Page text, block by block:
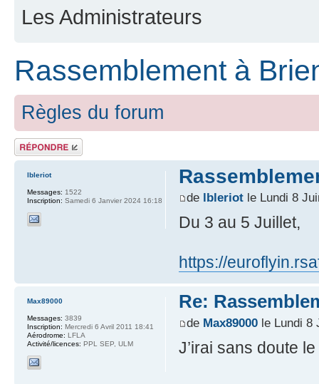
Les Administrateurs
Rassemblement à
Règles du forum
Répondre
de lbleriotle Lundi 8
Du 3 au 5 Juillet,
https://
lbleriot
Messages: 1522
Inscription: Samedi 6 Janvier 2024 16:18
Re:
de Max89000le Lundi 8
J’irai sans doute
Max89000
Messages: 3839
Inscription: Mercredi 6 Avril 2011 18:41
Aérodrome: LFLA
Activité/licences: PPL SEP, ULM